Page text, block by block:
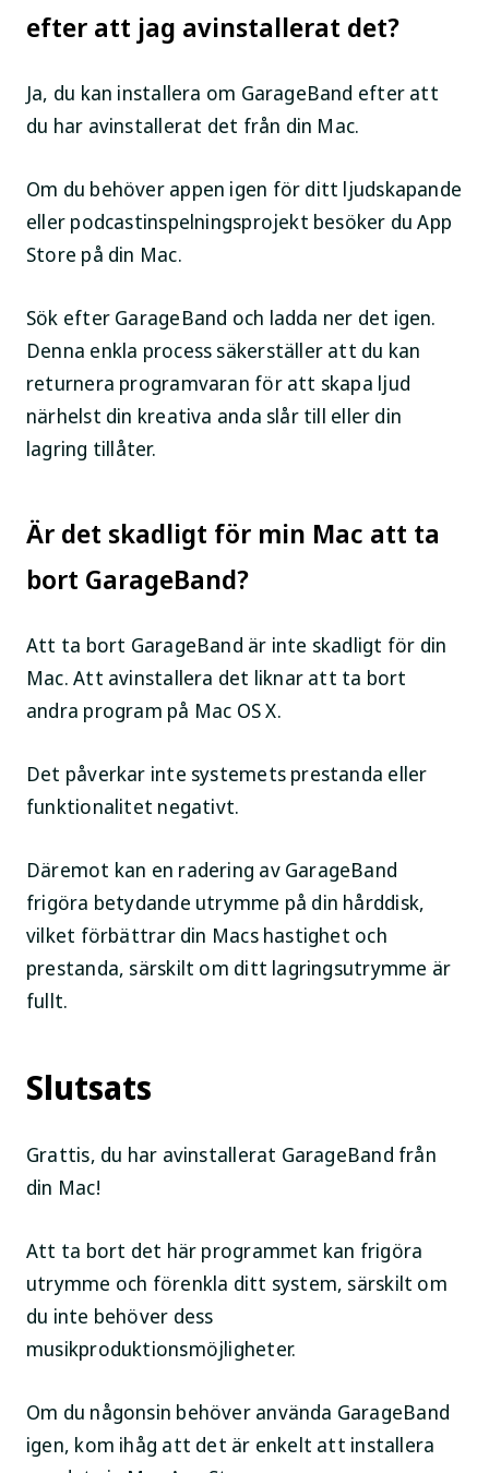
efter att jag avinstallerat det?
Ja, du kan installera om GarageBand efter att
du har avinstallerat det från din Mac.
Om du behöver appen igen för ditt ljudskapande
eller podcastinspelningsprojekt besöker du App
Store på din Mac.
Sök efter GarageBand och ladda ner det igen.
Denna enkla process säkerställer att du kan
returnera programvaran för att skapa ljud
närhelst din kreativa anda slår till eller din
lagring tillåter.
Är det skadligt för min Mac att ta
bort GarageBand?
Att ta bort GarageBand är inte skadligt för din
Mac. Att avinstallera det liknar att ta bort
andra program på Mac OS X.
Det påverkar inte systemets prestanda eller
funktionalitet negativt.
Däremot kan en radering av GarageBand
frigöra betydande utrymme på din hårddisk,
vilket förbättrar din Macs hastighet och
prestanda, särskilt om ditt lagringsutrymme är
fullt.
Slutsats
Grattis, du har avinstallerat GarageBand från
din Mac!
Att ta bort det här programmet kan frigöra
utrymme och förenkla ditt system, särskilt om
du inte behöver dess
musikproduktionsmöjligheter.
Om du någonsin behöver använda GarageBand
igen, kom ihåg att det är enkelt att installera